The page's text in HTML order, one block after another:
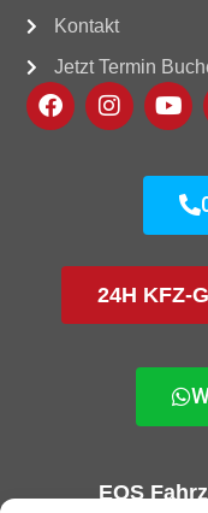
Kontakt
Jetzt Termin
24H KFZ-
EOS